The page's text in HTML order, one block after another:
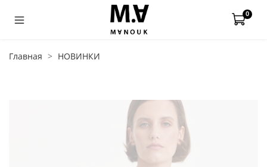
0
Главная НОВИНКИ